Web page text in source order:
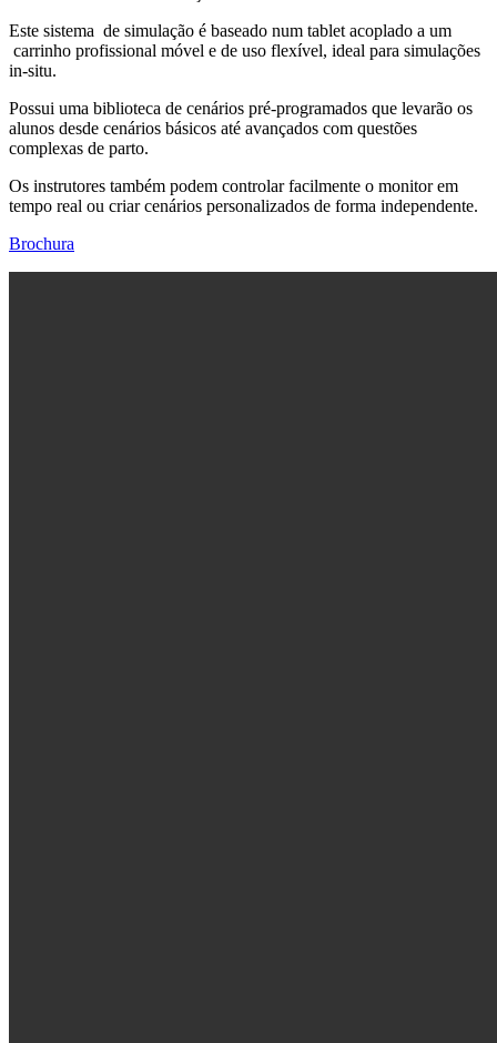
Este sistema de simulação é baseado num tablet acoplado a um
carrinho profissional móvel e de uso flexível, ideal para simulações
in-situ.
Possui uma biblioteca de cenários pré-programados que levarão os
alunos desde cenários básicos até avançados com questões
complexas de parto.
Os instrutores também podem controlar facilmente o monitor em
tempo real ou criar cenários personalizados de forma independente.
Brochura